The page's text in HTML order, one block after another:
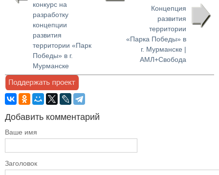
конкурс на
разработку
концепции
развития
территории «Парк
Победы» в г.
Мурманске
Концепция
развития
территории
«Парка Победы» в
г. Мурманске |
АМЛ+Свобода
Добавить комментарий
Ваше имя
Заголовок